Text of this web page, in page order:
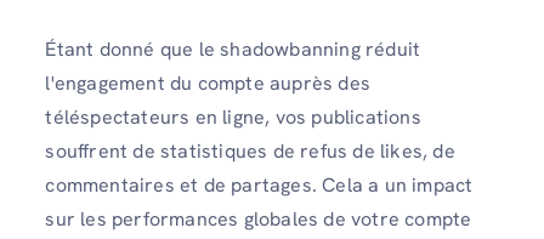
Étant donné que le shadowbanning réduit
l'engagement du compte auprès des
téléspectateurs en ligne, vos publications
souffrent de statistiques de refus de likes, de
commentaires et de partages. Cela a un impact
sur les performances globales de votre compte